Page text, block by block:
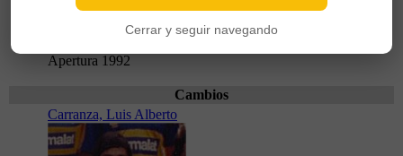
Apertura 1992
Cambios
Carranza, Luis Alberto
Cerrar y seguir navegando